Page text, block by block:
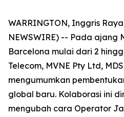
WARRINGTON, Inggris
NEWSWIRE) -- Pada ajang
Barcelona mulai dari 2
Telecom, MVNE Pty Ltd,
mengumumkan
global baru. Kolaborasi ini
mengubah cara Operator